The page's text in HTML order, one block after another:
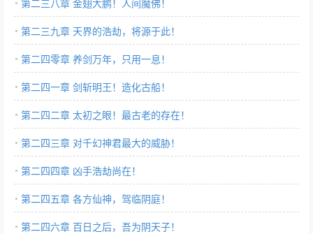
第二三八章 金翅大鹏！人间魔佛！
第二三九章 天界的浩劫，将源于此！
第二四零章 养剑万年，只用一息！
第二四一章 剑斩明王！造化古船！
第二四二章 太初之眼！最古老的存在！
第二四三章 对千幻神君最大的威胁！
第二四四章 凶手浩劫尚在！
第二四五章 各方仙神，驾临阴庭！
第二四六章 百日之后，吾为阴天子！